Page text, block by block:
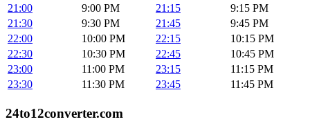
21:00
9:00 PM 21:15
9:15 PM
21:30
9:30 PM 21:45
9:45 PM
22:00
10:00 PM 22:15
10:15 PM
22:30
10:30 PM 22:45
10:45 PM
23:00
11:00 PM 23:15
11:15 PM
23:30
11:30 PM 23:45 11:45 PM
24to12converter.com